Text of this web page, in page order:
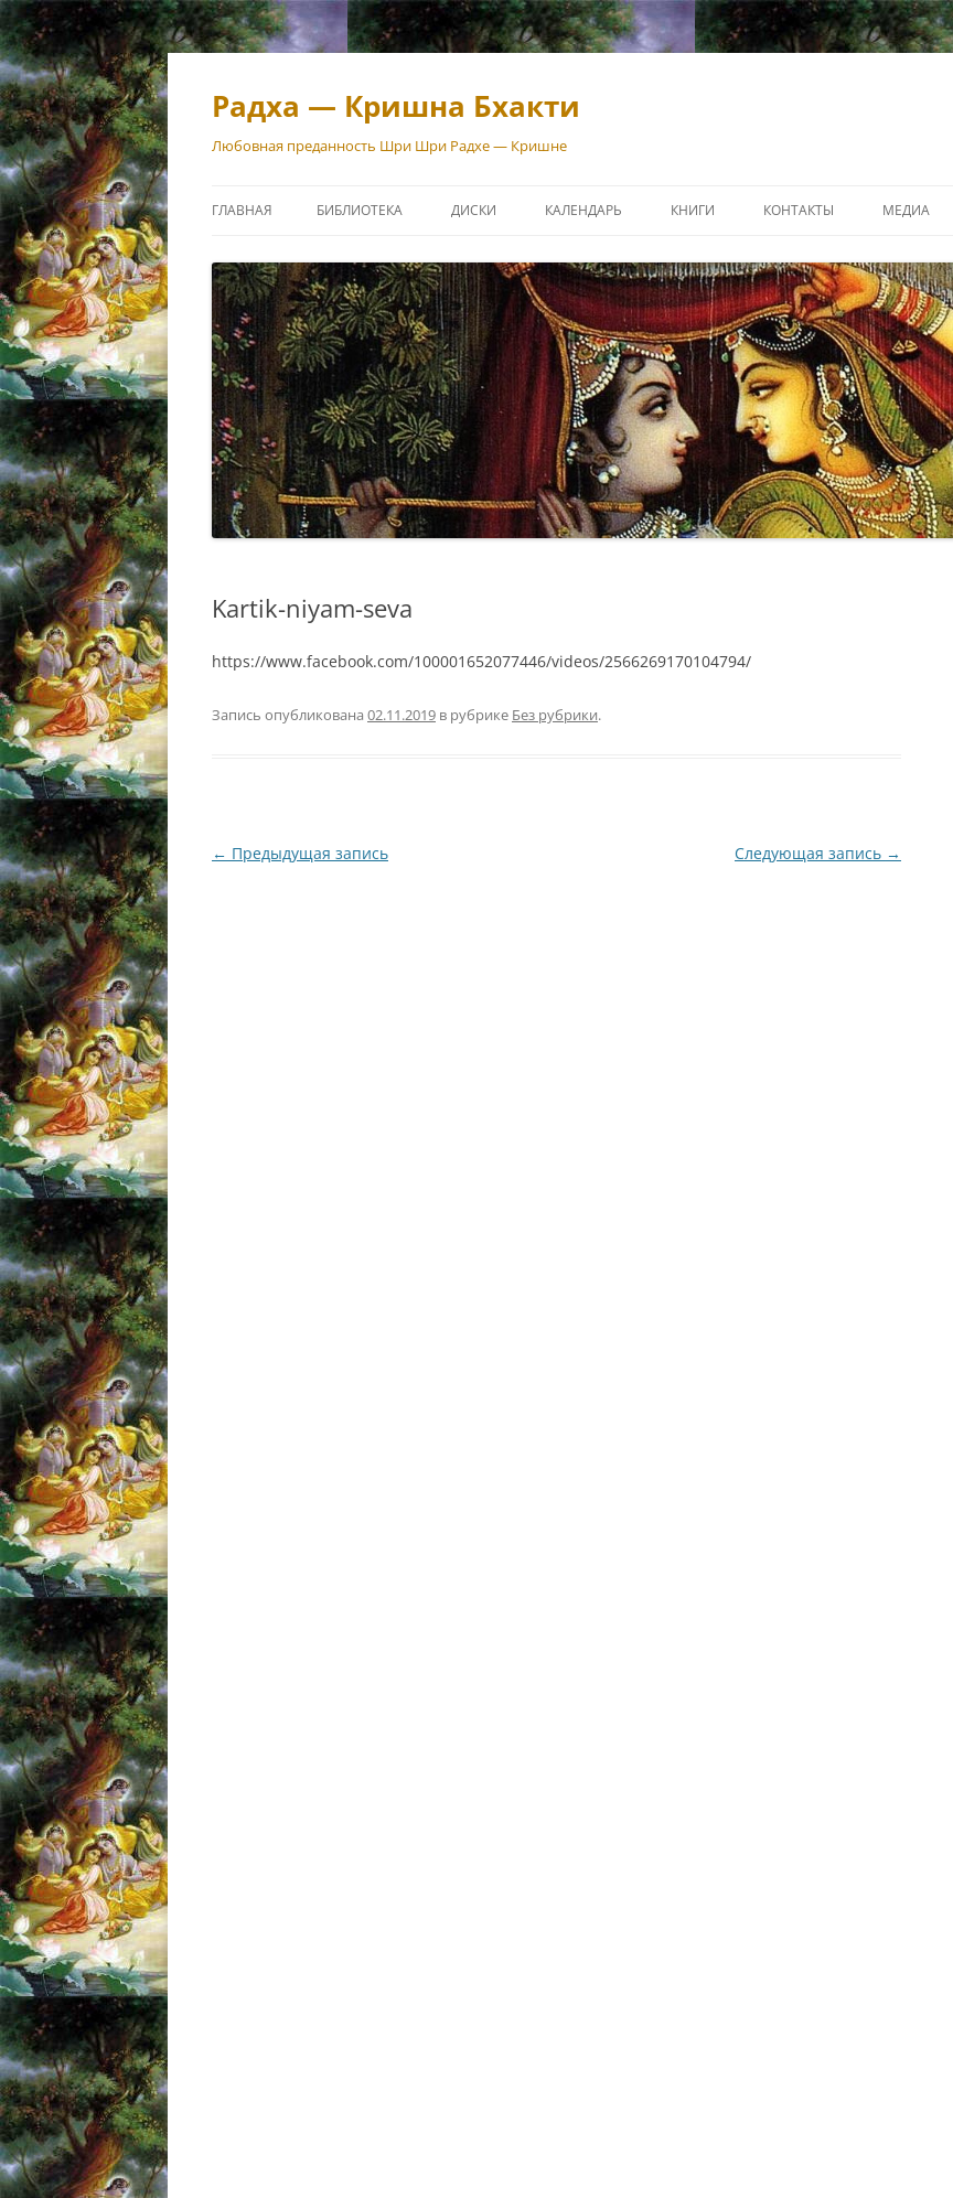
Перейти
Радха — Кришна Бхакти
Любовная преданность Шри Шри Радхе — Кришне
ГЛАВНАЯ БИБЛИОТЕКА ДИСКИ КАЛЕНДАРЬ КНИГИ КОНТАКТЫ МЕДИА
Kartik-niyam-seva
https://www.facebook.com/100001652077446/videos/2566269170104794/
Запись опубликована 02.11.2019 в рубрике Без рубрики.
Навигация
← Предыдущая запись Следующая запись →